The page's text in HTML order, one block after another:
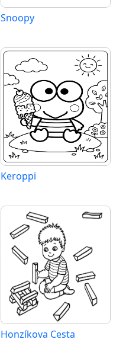
Snoopy
Keroppi
Honzíkova Cesta